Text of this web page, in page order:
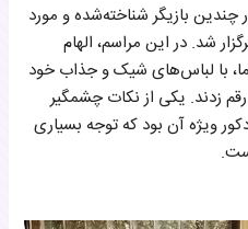
بازیگر شناخته‌شده و مورد
شد. در این مراسم، الهام
با لباس‌های شیک و جذاب خود
زدند. یکی از نکات چشمگیر
ویژه آن بود که توجه بسیاری